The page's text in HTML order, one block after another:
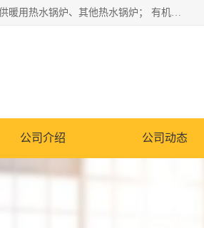
蒸汽锅炉：水管锅炉、火管锅炉、混合式锅炉、其他蒸汽锅炉； 热水锅炉：家用型集中供暖用热水锅炉、其他热水锅炉； 有机热载体锅炉； 船用蒸汽锅炉； （锅炉用辅助设备及装置）蒸汽冷凝器：表面冷凝器、混合式冷凝器、空冷式冷凝器、其他蒸汽冷凝器； 锅炉用辅助设备：节热器、蒸汽收集器、蓄能器、烟垢清除器、气体回收器、泥渣刮除器、空气预热器、其他锅炉用辅助设备；
公司介绍 公司动态